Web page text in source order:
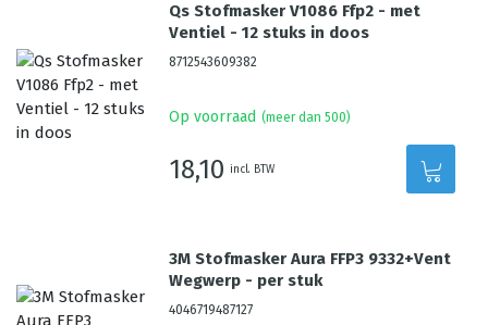
Qs Stofmasker V1086 Ffp2 - met
Ventiel - 12 stuks in doos
8712543609382
Op voorraad (meer dan 500)
18,10 incl. BTW
3M Stofmasker Aura FFP3 9332+Vent
Wegwerp - per stuk
4046719487127